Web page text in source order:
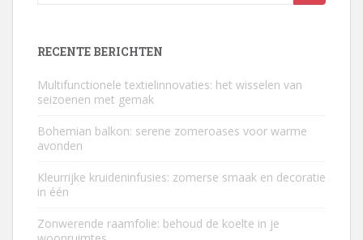
RECENTE BERICHTEN
Multifunctionele textielinnovaties: het wisselen van
seizoenen met gemak
Bohemian balkon: serene zomeroases voor warme
avonden
Kleurrijke kruideninfusies: zomerse smaak en decoratie
in één
Zonwerende raamfolie: behoud de koelte in je